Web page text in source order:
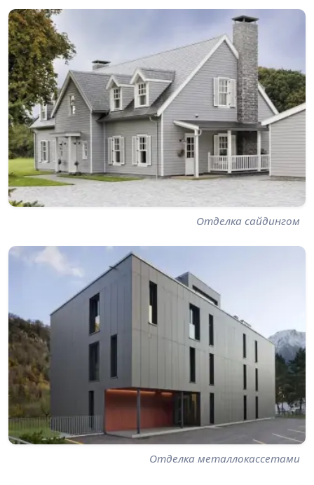
Отделка сайдингом
Отделка металлокассетами